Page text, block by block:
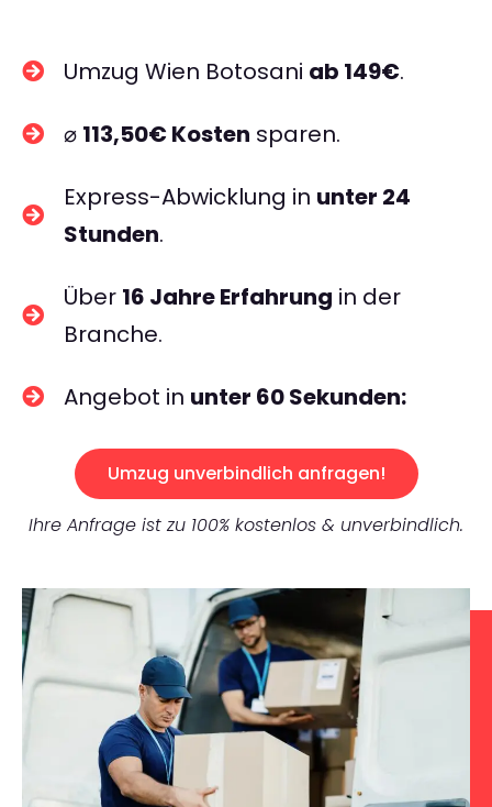
Umzug Wien Botosani ab 149€.
⌀ 113,50€ Kosten sparen.
Express-Abwicklung in unter 24
Stunden.
Über 16 Jahre Erfahrung in der
Branche.
Angebot in unter 60 Sekunden:
Umzug unverbindlich anfragen!
Ihre Anfrage ist zu 100% kostenlos & unverbindlich.